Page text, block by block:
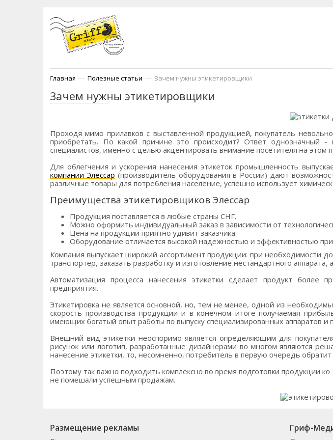
Главная — Полезные статьи — Зачем нужны этикетировщики
Зачем нужны этикетировщики
Проходя мимо прилавков с выставленной продукцией, покупатель
приобретать. По какой причине это происходит? Ответ однозначный -
специалистов, именно с целью акцентировать внимание посетителя на этом
Для облегчения и ускорения нанесения этикеток промышленность
компании Элессар (производитель оборудования в России) дают
различные товары для потребления население, успешно использует
Преимущества этикетировщиков Элессар
Продукция поставляется в любые страны СНГ.
Можно оформить индивидуальный заказ в зависимости от
Цена на продукции приятно удивит заказчика.
Оборудование отличается высокой надежностью и эффективностью при
Компания выпускает широкий ассортимент продукции: при необходимости
транспортер, заказать разработку и изготовление нестандартного аппарата,
Автоматизация процесса нанесения этикетки сделает продукт более
предприятия.
Этикетировка не является основной, но, тем не менее, одной из
скорость производства продукции и в конечном итоге получаемая
имеющих богатый опыт работы по выпуску специализированных аппаратов
Внешний вид этикетки неоспоримо является определяющим для
рисунок или логотип, разработанные дизайнерами во многом являются
нанесение этикетки, то, несомненно, потребитель в первую очередь
Поэтому так важно подходить комплексно во время подготовки продукции
не помешали успешным продажам.
Размещение рекламы Гриф-